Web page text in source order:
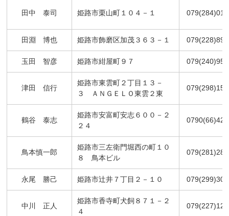
田中 泰司 姫路市栗山町１０４－１
田淵 博也 姫路市飾磨区加茂３６３－１
玉田 智彦 姫路市紺屋町９７
津田 信行
姫路市東雲町２丁目１３－
３ ＡＮＧＥＬＯ東雲２東
鶴谷 泰志
姫路市安富町安志６００－２
２４
鳥本慎一郎
姫路市三左衛門堀西の町１０
８ 鳥本ビル
永尾 勝己 姫路市辻井７丁目２－１０
中川 正人
姫路市香寺町犬飼８７１－２
４